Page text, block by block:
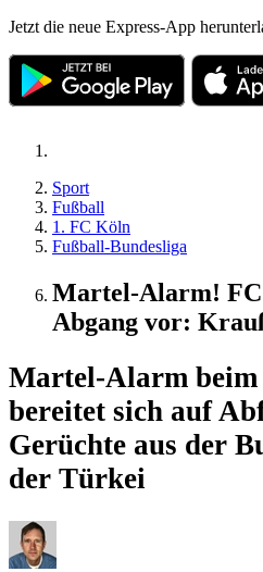
Jetzt die neue Express-App
Sport
Fußball
1. FC Köln
Fußball-Bundesliga
Martel-Alarm!
Abgang vor:
Martel-Alarm beim
bereitet sich auf
Gerüchte aus der
der Türkei